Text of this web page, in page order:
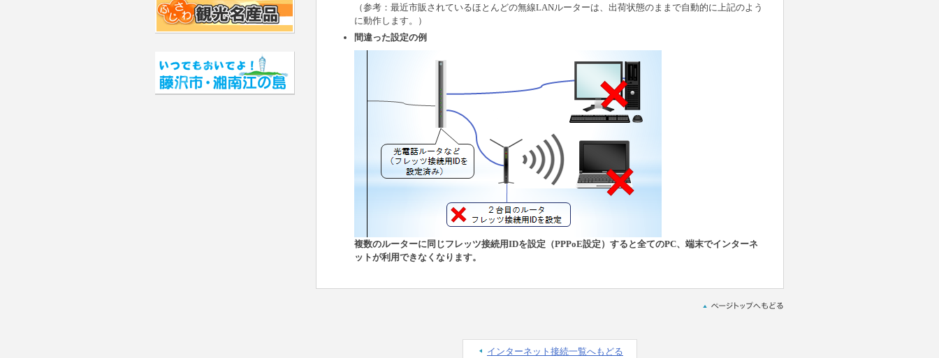
（参考：最近市販されているほとんどの無線LANルーターは、出荷状態のままで自動的に上記のよう
に動作します。）
間違った設定の例
複数のルーターに同じフレッツ接続用IDを設定（PPPoE設定）すると全てのPC、端末でインターネ
ットが利用できなくなります。
インターネット接続一覧へもどる